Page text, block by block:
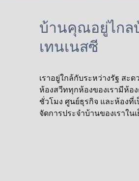
บ้านคุณอยู่ไกล
เทนเนสซี
เราอยู่ใกล้กับระหว่างรัฐ สะ
ห้องสวีททุกห้องของเรามีห้
ชั่วโมง ศูนย์ธุรกิจ และห้องที่
จัดการประจําบ้านของเราใน